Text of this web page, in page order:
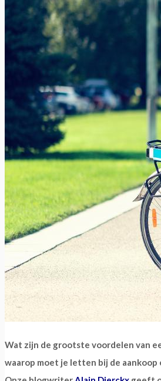
Wat zijn de grootste voordelen van
waarop moet je letten bij de aankoop